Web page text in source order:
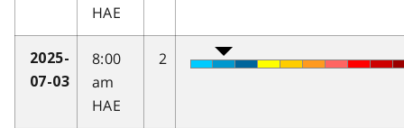
HAE
2025-
07-03
8:00
am
HAE
2